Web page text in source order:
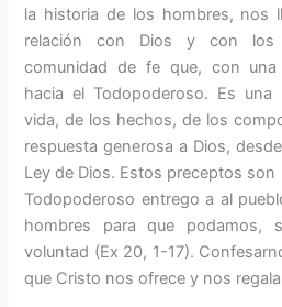
la historia de los hombres, nos
relación con Dios y con los
comunidad de fe que, con una
hacia el Todopoderoso. Es una
vida, de los hechos, de los
respuesta generosa a Dios,
Ley de Dios. Estos preceptos son
Todopoderoso entrego a al
hombres para que podamos,
voluntad (Ex 20, 1-17).
que Cristo nos ofrece y nos